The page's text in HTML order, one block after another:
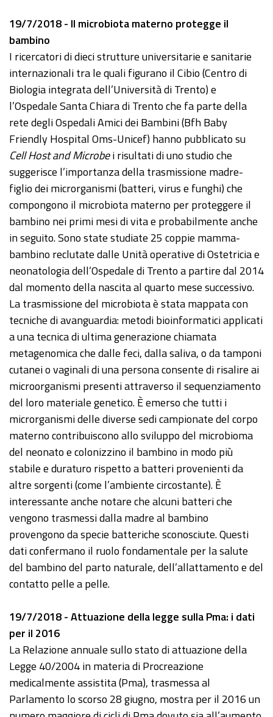
19/7/2018 - Il microbiota materno protegge il
bambino
I ricercatori di dieci strutture universitarie e sanitarie
internazionali tra le quali figurano il Cibio (Centro di
Biologia integrata dell’Università di Trento) e
l’Ospedale Santa Chiara di Trento che fa parte della
rete degli Ospedali Amici dei Bambini (Bfh Baby
Friendly Hospital Oms-Unicef) hanno pubblicato su
Cell Host and Microbei risultati di uno studio che
suggerisce l’importanza della trasmissione madre-
figlio dei microrganismi (batteri, virus e funghi) che
compongono il microbiota materno per proteggere il
bambino nei primi mesi di vita e probabilmente anche
in seguito. Sono state studiate 25 coppie mamma-
bambino reclutate dalle Unità operative di Ostetricia e
neonatologia dell’Ospedale di Trento a partire dal 2014
dal momento della nascita al quarto mese successivo.
La trasmissione del microbiota è stata mappata con
tecniche di avanguardia: metodi bioinformatici applicati
a una tecnica di ultima generazione chiamata
metagenomica che dalle feci, dalla saliva, o da tamponi
cutanei o vaginali di una persona consente di risalire ai
microorganismi presenti attraverso il sequenziamento
del loro materiale genetico. È emerso che tutti i
microrganismi delle diverse sedi campionate del corpo
materno contribuiscono allo sviluppo del microbioma
del neonato e colonizzino il bambino in modo più
stabile e duraturo rispetto a batteri provenienti da
altre sorgenti (come l’ambiente circostante). È
interessante anche notare che alcuni batteri che
vengono trasmessi dalla madre al bambino
provengono da specie batteriche sconosciute. Questi
dati confermano il ruolo fondamentale per la salute
del bambino del parto naturale, dell’allattamento e del
contatto pelle a pelle.
19/7/2018 - Attuazione della legge sulla Pma: i dati
per il 2016
La Relazione annuale sullo stato di attuazione della
Legge 40/2004 in materia di Procreazione
medicalmente assistita (Pma), trasmessa al
Parlamento lo scorso 28 giugno, mostra per il 2016 un